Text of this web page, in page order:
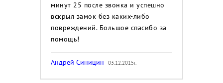
минут 25 после звонка и успешно
вскрыл замок без каких-либо
повреждений. Большое спасибо за
помощь!
Андрей Синицин 03.12.2015г.